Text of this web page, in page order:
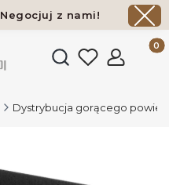
z nami!
już od 700 zł
Otwórz
Dystrybucja gorącego